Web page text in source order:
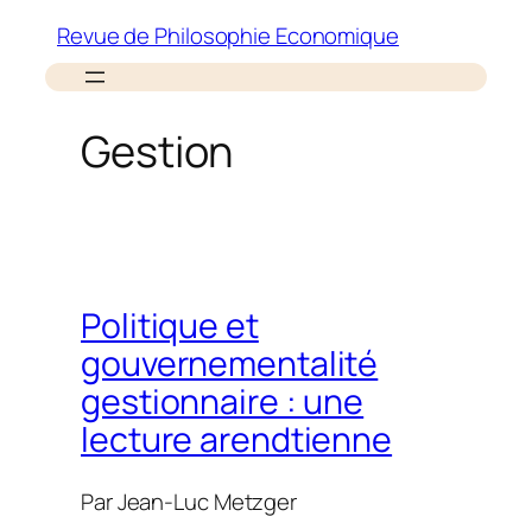
contenu
Revue de Philosophie Economique
Gestion
Politique et
gouvernementalité
gestionnaire : une
lecture arendtienne
ParJean-Luc Metzger